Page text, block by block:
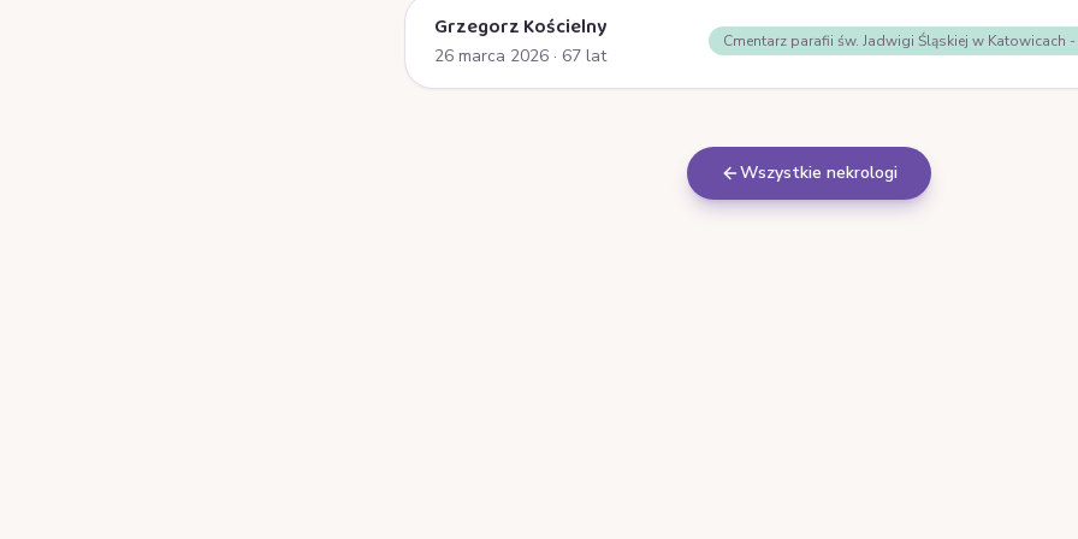
Grzegorz Kościelny
26 marca 2026 · 67 lat
Cmentarz parafii św. Jadwigi Śląskiej w Katowicach
Wszystkie nekrologi